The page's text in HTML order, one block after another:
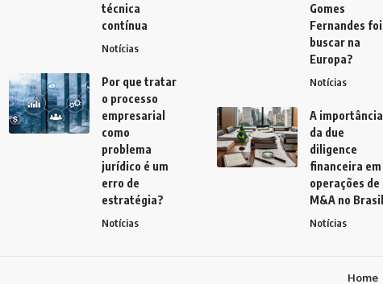
técnica
contínua
Notícias
Por que tratar
o processo
empresarial
como
problema
jurídico é um
erro de
estratégia?
Notícias
Gomes
Fernandes foi
buscar na
Europa?
Notícias
A importância
da due
diligence
financeira em
operações de
M&A no Brasil
Notícias
Home